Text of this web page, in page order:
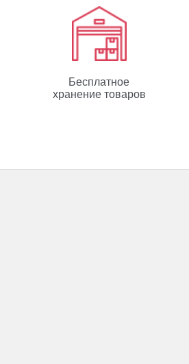
Бесплатное
хранение товаров